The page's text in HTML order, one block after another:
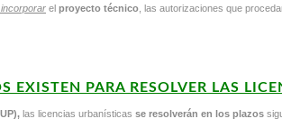
el proyecto técnico , las autorizaciones que
EXISTEN PARA RESOLVER LAS
las licencias urbanísticas se resolverán en los plazos